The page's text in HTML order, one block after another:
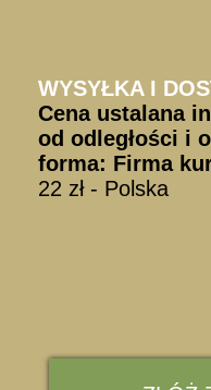
WYSYŁKA I
Cena ustalana
od odległości i
forma: Firma
22 zł - Polska